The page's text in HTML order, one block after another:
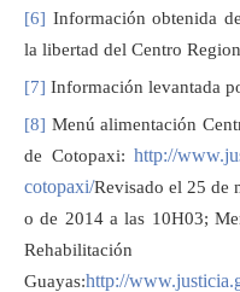
[6] Información obtenida
la libertad del Centro
[7] Información levantada
[8] Menú alimentación
de Cotopaxi: http://
cotopaxi/Revisado el 25 de
o de 2014 a las 10H03;
Guayas:http://